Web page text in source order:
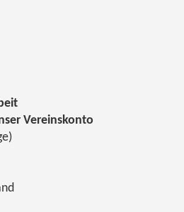
Vereinskonto